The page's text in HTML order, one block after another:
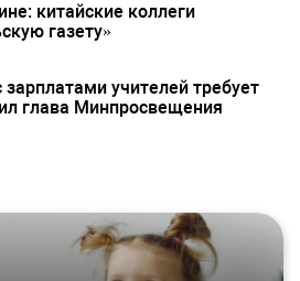
китайские коллеги
газету»
учителей требует
глава Минпросвещения